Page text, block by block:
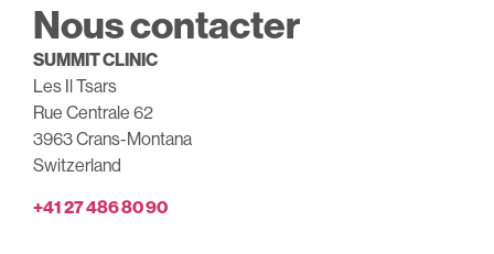
Nous contacter
SUMMIT CLINIC
Les Il Tsars
Rue Centrale 62
3963 Crans-Montana
Switzerland
+41 27 486 80 90